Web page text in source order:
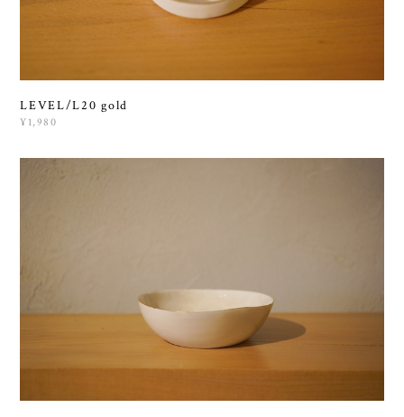
LEVEL/L20 gold
¥1,980